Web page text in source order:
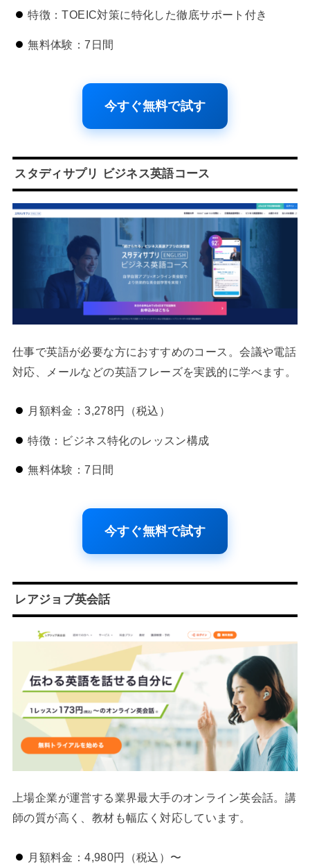
特徴：TOEIC対策に特化した徹底サポート付き
無料体験：7日間
今すぐ無料で試す
スタディサプリ ビジネス英語コース
仕事で英語が必要な方におすすめのコース。会議や電話
対応、メールなどの英語フレーズを実践的に学べます。
月額料金：3,278円（税込）
特徴：ビジネス特化のレッスン構成
無料体験：7日間
今すぐ無料で試す
レアジョブ英会話
上場企業が運営する業界最大手のオンライン英会話。講
師の質が高く、教材も幅広く対応しています。
月額料金：4,980円（税込）〜